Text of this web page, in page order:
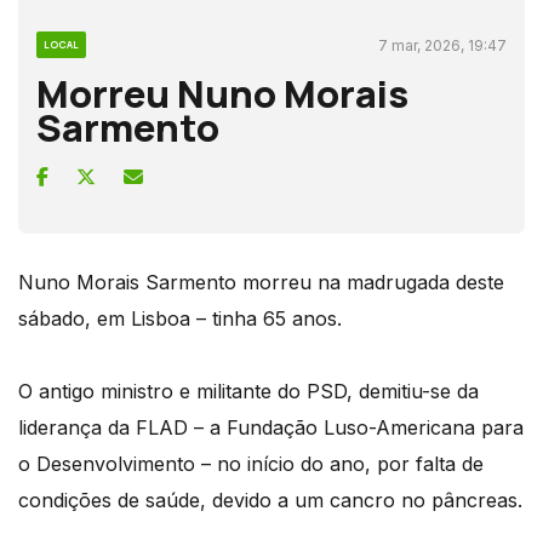
LOCAL 7 mar, 2026, 19:47
Morreu Nuno Morais
Sarmento
Nuno Morais Sarmento morreu na madrugada deste
sábado, em Lisboa – tinha 65 anos.
O antigo ministro e militante do PSD, demitiu-se da
liderança da FLAD – a Fundação Luso-Americana para
o Desenvolvimento – no início do ano, por falta de
condições de saúde, devido a um cancro no pâncreas.